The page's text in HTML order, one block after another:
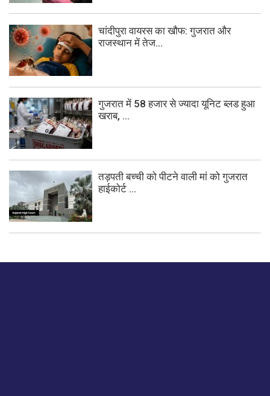
चांदीपुरा वायरस का खौफ: गुजरात और
राजस्थान में तेज...
गुजरात में 58 हजार से ज्यादा यूनिट ब्लड हुआ
खराब, ...
तड़पती बच्ची को पीटने वाली मां को गुजरात
हाईकोर्ट ...